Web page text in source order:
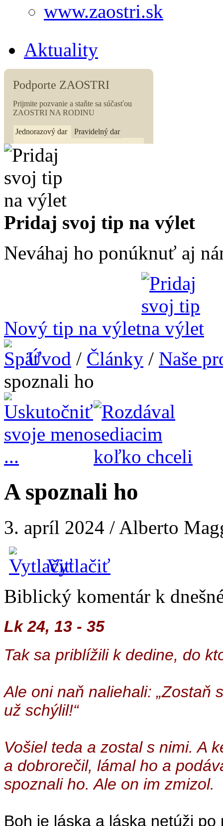
www.zaostri.sk
Aktuality
Pridaj svoj tip na výlet
Neváhaj ho ponúknuť aj
Nový tip na výlet
Úvod / Články / Naše
spoznali ho
A spoznali ho
3. apríl 2024 / Alberto
Vytlačiť
Biblický komentár k
Lk 24, 13 - 35
Tak sa priblížili k dedine, do
Ale oni naň naliehali: „Zostaň
už schýlil!“
Vošiel teda a zostal s nimi. A
a dobrorečil, lámal ho a
spoznali ho. Ale on im zmizol.
Boh je láska a láska netúži